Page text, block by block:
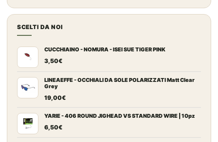
originaleattuale
SCELTI DA NOI
CUCCHIAINO - NOMURA - ISEI SUE TIGER PINK
3,50€
LINEAEFFE - OCCHIALI DA SOLE POLARIZZATI Matt Clear
Grey
19,00€
YARIE - 406 ROUND JIGHEAD VS STANDARD WIRE | 10pz
6,50€